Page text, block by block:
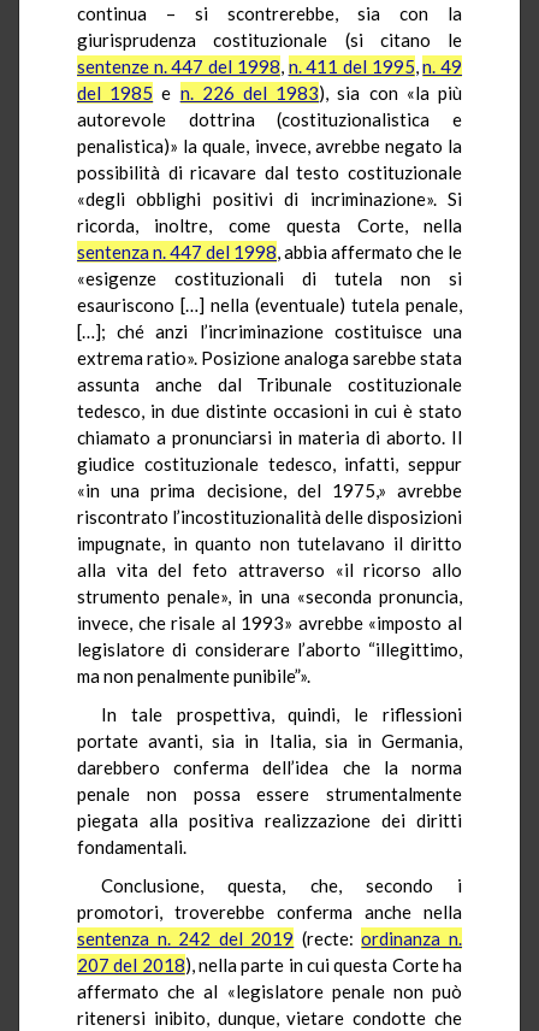
continua – si scontrerebbe, sia con la
giurisprudenza costituzionale (si citano le
sentenze n. 447 del 1998, n. 411 del 1995,n. 49
del 1985 e n. 226 del 1983), sia con «la più
autorevole dottrina (costituzionalistica e
penalistica)» la quale, invece, avrebbe negato la
possibilità di ricavare dal testo costituzionale
«degli obblighi positivi di incriminazione». Si
ricorda, inoltre, come questa Corte, nella
sentenza n. 447 del 1998, abbia affermato che le
«esigenze costituzionali di tutela non si
esauriscono […] nella (eventuale) tutela penale,
[…]; ché anzi l’incriminazione costituisce una
extrema ratio». Posizione analoga sarebbe stata
assunta anche dal Tribunale costituzionale
tedesco, in due distinte occasioni in cui è stato
chiamato a pronunciarsi in materia di aborto. Il
giudice costituzionale tedesco, infatti, seppur
«in una prima decisione, del 1975,» avrebbe
riscontrato l’incostituzionalità delle disposizioni
impugnate, in quanto non tutelavano il diritto
alla vita del feto attraverso «il ricorso allo
strumento penale», in una «seconda pronuncia,
invece, che risale al 1993» avrebbe «imposto al
legislatore di considerare l’aborto “illegittimo,
ma non penalmente punibile”».
In tale prospettiva, quindi, le riflessioni
portate avanti, sia in Italia, sia in Germania,
darebbero conferma dell’idea che la norma
penale non possa essere strumentalmente
piegata alla positiva realizzazione dei diritti
fondamentali.
Conclusione, questa, che, secondo i
promotori, troverebbe conferma anche nella
sentenza n. 242 del 2019 (recte:ordinanza n.
207 del 2018), nella parte in cui questa Corte ha
affermato che al «legislatore penale non può
ritenersi inibito, dunque, vietare condotte che